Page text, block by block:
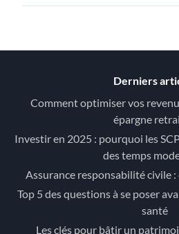
Derniers
Comment optimiser vos
épargne
Investir en 2025 : pourquoi les
des temps
Assurance responsabilité civile :
Top 5 des questions à se poser
santé
Les clés pour bâtir un